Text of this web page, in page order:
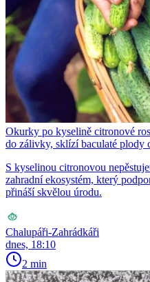
Okurky po kyselině citronové
do zálivky, sklízí baculaté plody
S kyselinou citronovou
zahradní ekosystém, který
přináší skvělou úrodu.
Chalupáři-Zahrádkáři
dnes, 18:10
2 min